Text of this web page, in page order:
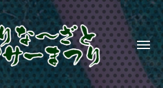
menu